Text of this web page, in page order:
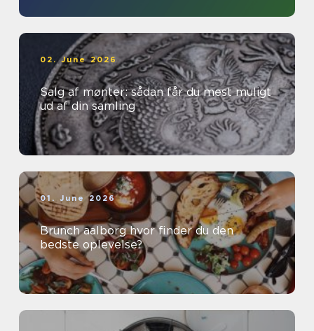
02. June 2026
Salg af mønter: sådan får du mest muligt
ud af din samling
01. June 2026
Brunch aalborg hvor finder du den
bedste oplevelse?